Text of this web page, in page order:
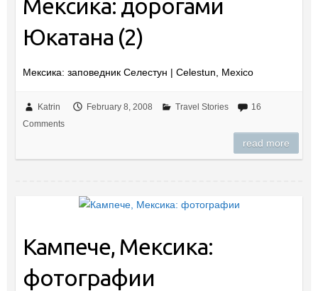
Мексика: дорогами
Юкатана (2)
Мексика: заповедник Селестун | Celestun, Mexico
Katrin February 8, 2008 Travel Stories
16
Comments
read more
Кампече, Мексика:
фотографии